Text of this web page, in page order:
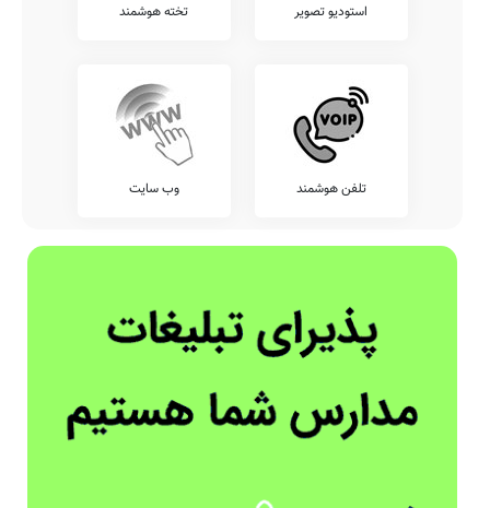
استودیو تصویر تخته هوشمند
تلفن هوشمند وب سایت